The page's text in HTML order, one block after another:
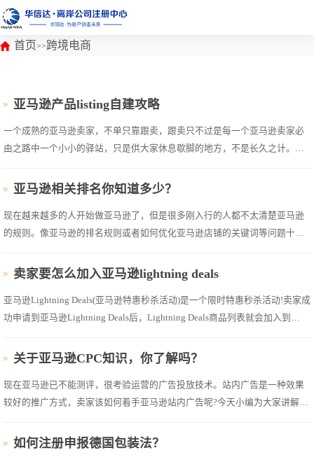
首页>>跨境电商
亚马逊产品listing自建攻略
一个成熟的亚马逊卖家，不单只靠跟卖，跟卖只不过是每一个亚马逊卖家必
由之路中一个小小的驿站，只是供大家休息歇脚的地方，不是长久之计。要
想你我的亚马逊之路直达彼岸，必将要走上自建之路。其实亚马逊的自建也
不是很难，亚马逊的listing自建主要围绕着产品的图片、标题、要点、描述、
亚马逊相关排名你知道多少？
现在越来越多的人开始做亚马逊了，但是很多刚入行的人都不太清楚亚马逊
的规则。像亚马逊的排名规则或者如何优化亚马逊店铺的关键词等问题十分
常见，今天大概整理了一下，希望对大家做亚马逊的搜索排名会很有帮助。
一、亚马逊的两大排名1、搜索排名和类目排名排名靠前的一般都是亚马逊自
卖家要怎么加入亚马逊lightning deals
亚马逊Lightning Deals(亚马逊特惠秒杀活动)是一个限时特惠秒杀活动!卖家成
功申请到亚马逊Lightning Deals后，Lightning Deals商品列表就会加入到
“Today’s Deals”促销活动中，是不少卖家梦寐以求想参加的活动，那么要怎么
加入亚马逊lightning deals呢?参加亚马逊的Lightning Deal的好处1、增加曝
关于亚马逊CPC知识，你了解吗？
现在亚马逊已不能测评，很考验运营的广告投放技术。站内广告是一种效果
较好的推广方式，卖家该如何着手亚马逊站内广告呢?今天小编为大家讲解
PPC优化思路，助力亚马逊卖家在今年的旺季爆款热卖。PPC(Pay Per Clicks)
又叫CPC(Cost Per Clicks)，也就是亚马逊站内广告。亚马逊平台点击付费广
如何注册申报德国包装法？